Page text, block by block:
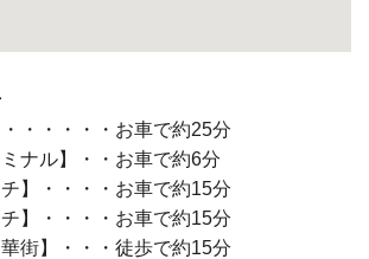
・・・・・・お車で約25分
ミナル】・・お車で約6分
チ】・・・・お車で約15分
チ】・・・・お車で約15分
華街】・・・徒歩で約15分